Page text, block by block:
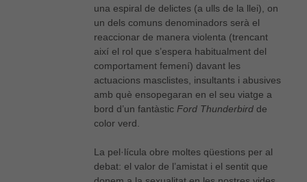
una espiral de delictes (a ulls de la llei), on
un dels comuns denominadors serà el
reaccionar de manera violenta (trencant
així el rol que s’espera habitualment del
comportament femení) davant les
actuacions masclistes, insultants i abusives
amb què ensopegaran en el seu viatge a
bord d’un fantàstic Ford Thunderbird de
color verd.
La pel·lícula obre moltes qüestions per al
debat: el valor de l’amistat i el sentit que